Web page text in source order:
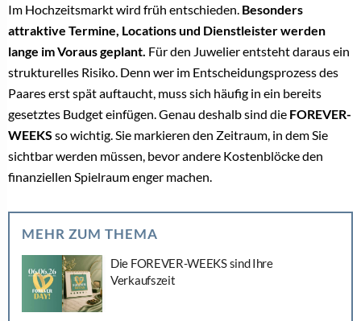
Im Hochzeitsmarkt wird früh entschieden. Besonders
attraktive Termine, Locations und Dienstleister werden
lange im Voraus geplant. Für den Juwelier entsteht daraus ein
strukturelles Risiko. Denn wer im Entscheidungsprozess des
Paares erst spät auftaucht, muss sich häufig in ein bereits
gesetztes Budget einfügen. Genau deshalb sind die FOREVER-
WEEKS so wichtig. Sie markieren den Zeitraum, in dem Sie
sichtbar werden müssen, bevor andere Kostenblöcke den
finanziellen Spielraum enger machen.
MEHR ZUM THEMA
Die FOREVER-WEEKS sind Ihre
Verkaufszeit